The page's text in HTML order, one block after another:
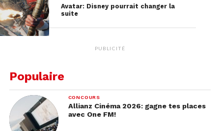
Avatar: Disney pourrait changer la
suite
PUBLICITÉ
Populaire
CONCOURS
Allianz Cinéma 2026: gagne tes places
avec One FM!